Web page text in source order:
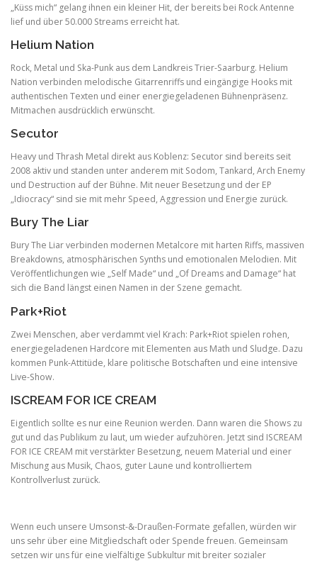
„Küss mich“ gelang ihnen ein kleiner Hit, der bereits bei Rock Antenne
lief und über 50.000 Streams erreicht hat.
Helium Nation
Rock, Metal und Ska-Punk aus dem Landkreis Trier-Saarburg. Helium
Nation verbinden melodische Gitarrenriffs und eingängige Hooks mit
authentischen Texten und einer energiegeladenen Bühnenpräsenz.
Mitmachen ausdrücklich erwünscht.
Secutor
Heavy und Thrash Metal direkt aus Koblenz: Secutor sind bereits seit
2008 aktiv und standen unter anderem mit Sodom, Tankard, Arch Enemy
und Destruction auf der Bühne. Mit neuer Besetzung und der EP
„Idiocracy“ sind sie mit mehr Speed, Aggression und Energie zurück.
Bury The Liar
Bury The Liar verbinden modernen Metalcore mit harten Riffs, massiven
Breakdowns, atmosphärischen Synths und emotionalen Melodien. Mit
Veröffentlichungen wie „Self Made“ und „Of Dreams and Damage“ hat
sich die Band längst einen Namen in der Szene gemacht.
Park+Riot
Zwei Menschen, aber verdammt viel Krach: Park+Riot spielen rohen,
energiegeladenen Hardcore mit Elementen aus Math und Sludge. Dazu
kommen Punk-Attitüde, klare politische Botschaften und eine intensive
Live-Show.
ISCREAM FOR ICE CREAM
Eigentlich sollte es nur eine Reunion werden. Dann waren die Shows zu
gut und das Publikum zu laut, um wieder aufzuhören. Jetzt sind ISCREAM
FOR ICE CREAM mit verstärkter Besetzung, neuem Material und einer
Mischung aus Musik, Chaos, guter Laune und kontrolliertem
Kontrollverlust zurück.
Wenn euch unsere Umsonst-&-Draußen-Formate gefallen, würden wir
uns sehr über eine Mitgliedschaft oder Spende freuen. Gemeinsam
setzen wir uns für eine vielfältige Subkultur mit breiter sozialer